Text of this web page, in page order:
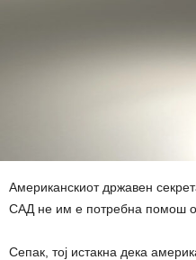
Американскиот државен
САД не им е потребна помош
Сепак, тој истакна дека